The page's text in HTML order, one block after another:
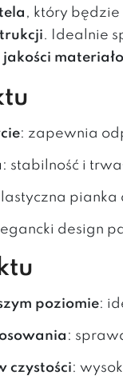
, który
. Idealnie
: zapewnia
: stabilność i
pianka
design
poziomie:
:
czystości: